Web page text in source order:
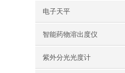
电子天平
智能药物溶出度仪
紫外分光光度计